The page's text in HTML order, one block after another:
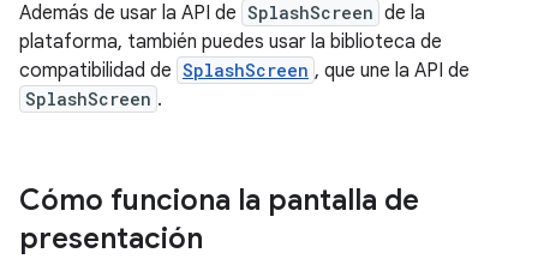
Además de usar la API de SplashScreen de la
plataforma, también puedes usar la biblioteca de
compatibilidad de SplashScreen , que une la API de
SplashScreen .
Cómo funciona la pantalla de
presentación